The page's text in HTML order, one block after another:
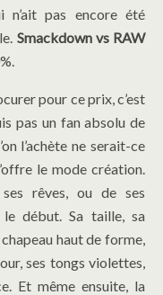
n’ait pas encore été
Smackdown vs RAW
pour ce prix, c’est
pas un fan absolu de
l’achète ne serait-ce
le mode création.
rêves, ou de ses
début. Sa taille, sa
haut de forme,
ses tongs violettes,
Et même ensuite, la